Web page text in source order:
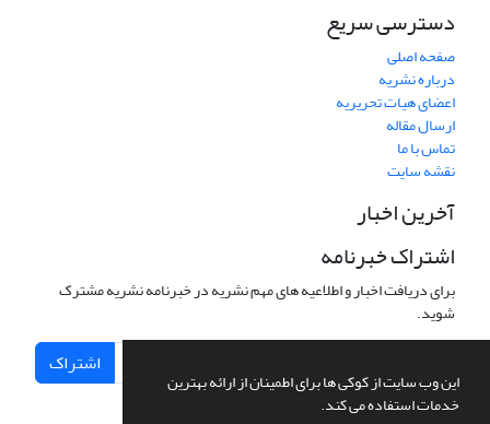
این وب سایت از کوکی ها برای اطمینان از ارائه بهترین
خدمات استفاده می کند.
دسترسی سریع
صفحه اصلی
درباره نشریه
اعضای هیات تحریریه
ارسال مقاله
تماس با ما
نقشه سایت
آخرین اخبار
اشتراک خبرنامه
برای دریافت اخبار و اطلاعیه های مهم نشریه در خبرنامه نشریه مشترک
شوید.
اشتراک